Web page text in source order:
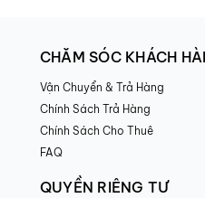
Vòng ngực: 91
Vòng hông: 99
Yes. We ship to countries
contact us if you need
customerservice@leciavn.com
CHĂM SÓC KHÁCH
Vận Chuyển & Trả Hàng
Chính Sách Trả Hàng
Chính Sách Cho Thuê
FAQ
QUYỀN RIÊNG TƯ